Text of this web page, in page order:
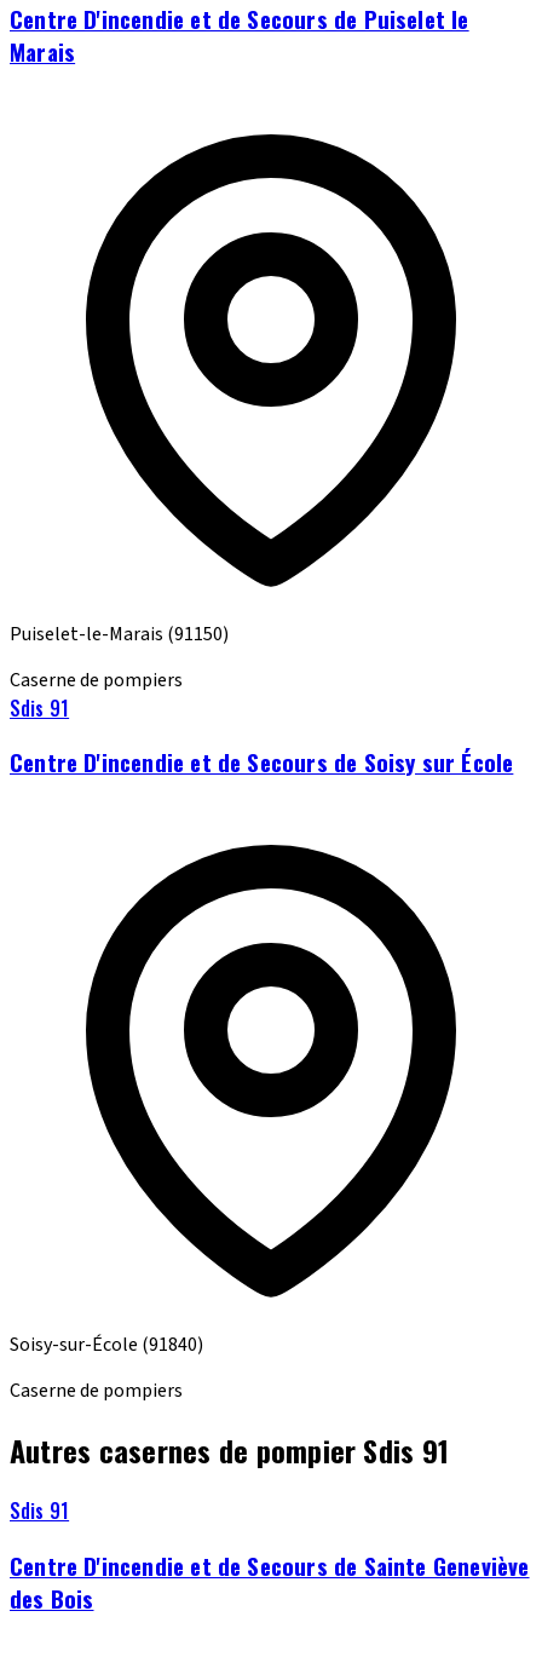
Centre D'incendie et de Secours de Puiselet le
Marais
Puiselet-le-Marais (91150)
Caserne de pompiers
Sdis 91
Centre D'incendie et de Secours de Soisy sur École
Soisy-sur-École (91840)
Caserne de pompiers
Autres casernes de pompier Sdis 91
Sdis 91
Centre D'incendie et de Secours de Sainte Geneviève
des Bois